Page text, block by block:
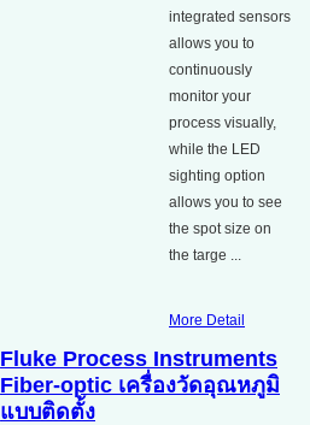
integrated sensors
allows you to
continuously
monitor your
process visually,
while the LED
sighting option
allows you to see
the spot size on
the targe ...
More Detail
Fluke Process Instruments
Fiber-optic เครื่องวัดอุณหภูมิ
แบบติดตั้ง